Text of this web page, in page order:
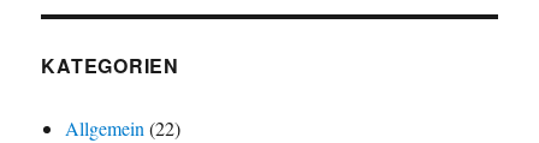
KATEGORIEN
Allgemein (22)